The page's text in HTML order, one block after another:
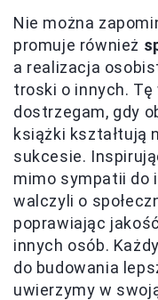
Nie można
promuje również
a realizacja
troski o innych.
dostrzegam, gdy
książki kształtują
sukcesie.
mimo sympatii do
walczyli o
poprawiając
innych osób.
do budowania
uwierzymy w